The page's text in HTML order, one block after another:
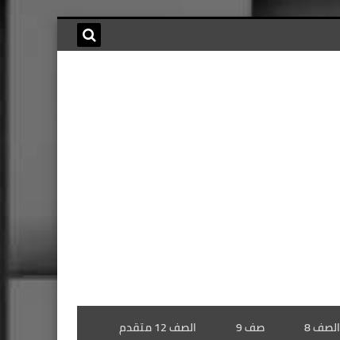
الصف 8 صف 9 الصف 12 متقدم